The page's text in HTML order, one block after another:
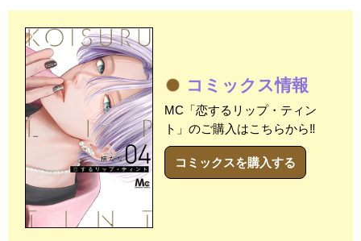
コミックス情報
MC「恋するリップ・ティン
ト」のご購入はこちらから‼
コミックスを購入する